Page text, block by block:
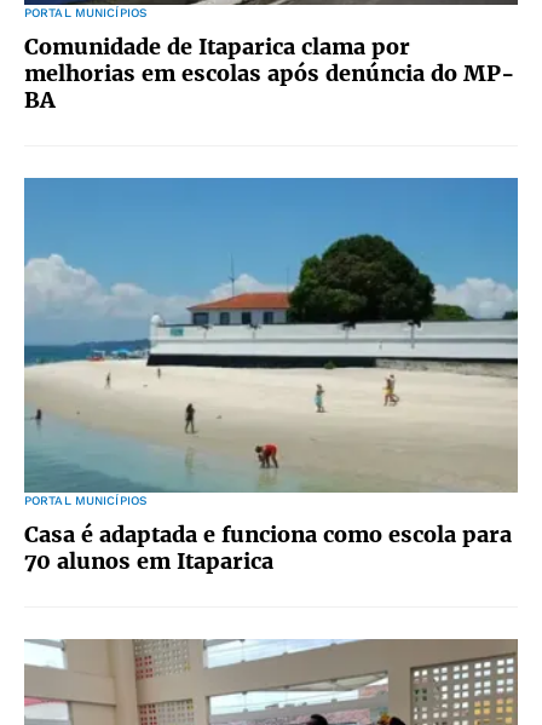
PORTAL MUNICÍPIOS
Comunidade de Itaparica clama por
melhorias em escolas após denúncia do MP-
BA
PORTAL MUNICÍPIOS
Casa é adaptada e funciona como escola para
70 alunos em Itaparica